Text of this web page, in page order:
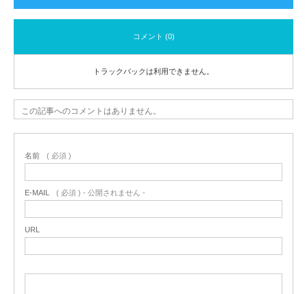
コメント (0)
トラックバックは利用できません。
この記事へのコメントはありません。
名前 ( 必須 )
E-MAIL ( 必須 ) - 公開されません -
URL